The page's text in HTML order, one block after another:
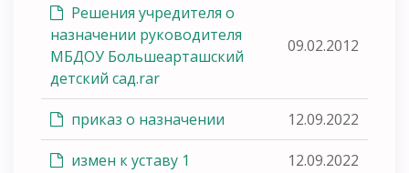
Решения учредителя о
назначении руководителя
МБДОУ Большеарташский
детский сад.rar
09.02.2012
приказ о назначении 12.09.2022
измен к уставу 1 12.09.2022